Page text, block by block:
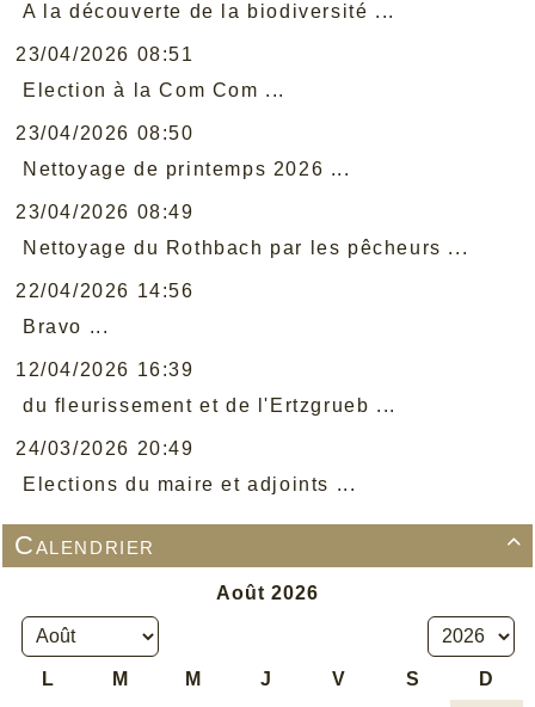
A la découverte de la biodiversité ...
23/04/2026 08:51
Election à la Com Com ...
23/04/2026 08:50
Nettoyage de printemps 2026 ...
23/04/2026 08:49
Nettoyage du Rothbach par les pêcheurs ...
22/04/2026 14:56
Bravo ...
12/04/2026 16:39
du fleurissement et de l'Ertzgrueb ...
24/03/2026 20:49
Elections du maire et adjoints ...

Calendrier